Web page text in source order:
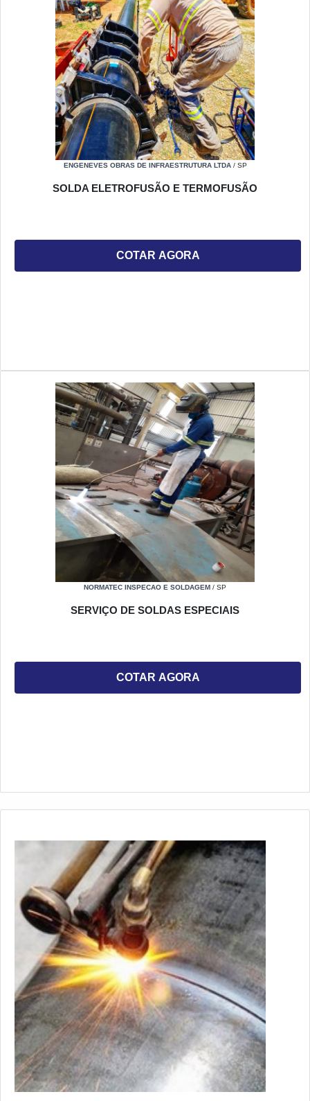
ENGENEVES OBRAS DE INFRAESTRUTURA LTDA/ SP
SOLDA ELETROFUSÃO E TERMOFUSÃO
COTAR AGORA
NORMATEC INSPECAO E SOLDAGEM / SP
SERVIÇO DE SOLDAS ESPECIAIS
COTAR AGORA